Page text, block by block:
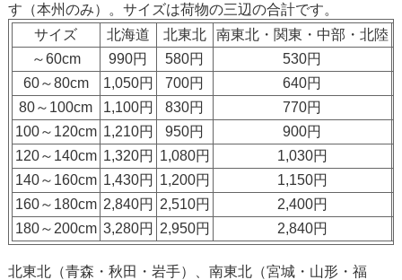
す（本州のみ）。サイズは荷物の三辺の合計です。
サイズ
北海道 北東北
南東北・関東・中部・北陸
～60cm
990円 580円 530円
60～80cm
1,050円 700円 640円
80～100cm
1,100円 830円 770円
100～120cm 1,210円 950円 900円
120～140cm 1,320円 1,080円 1,030円
140～160cm 1,430円 1,200円 1,150円
160～180cm 2,840円 2,510円 2,400円
180～200cm 3,280円 2,950円 2,840円
北東北（青森・秋田・岩手）、南東北（宮城・山形・福